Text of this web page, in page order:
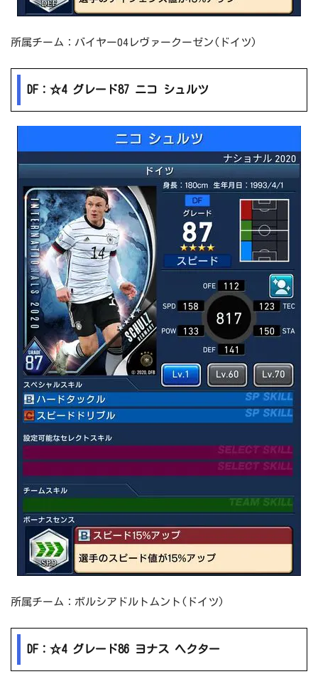
所属チーム：バイヤー04レヴァークーゼン(ドイツ)
DF：☆4 グレード87 ニコ シュルツ
所属チーム：ボルシアドルトムント(ドイツ)
DF：☆4 グレード86 ヨナス ヘクター